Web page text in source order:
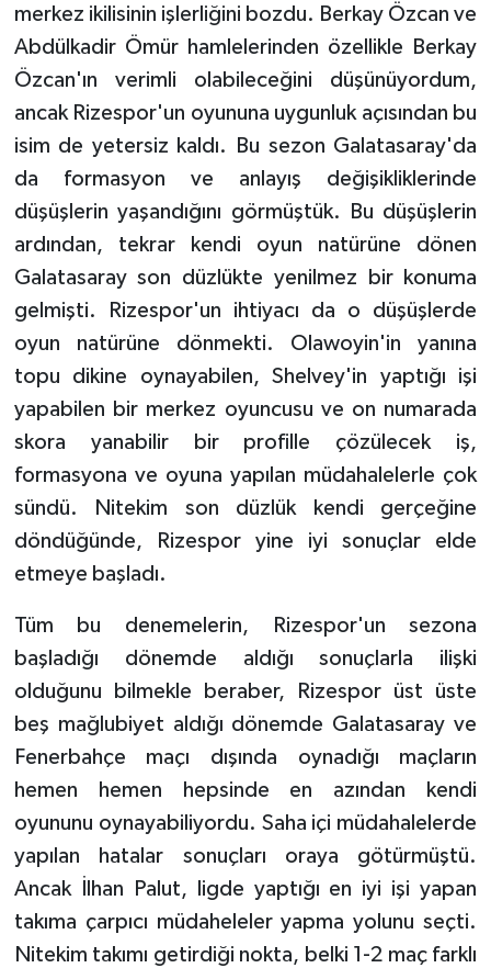
merkez ikilisinin işlerliğini bozdu. Berkay Özcan ve
Abdülkadir Ömür hamlelerinden özellikle Berkay
Özcan'ın verimli olabileceğini düşünüyordum,
ancak Rizespor'un oyununa uygunluk açısından bu
isim de yetersiz kaldı. Bu sezon Galatasaray'da
da formasyon ve anlayış değişikliklerinde
düşüşlerin yaşandığını görmüştük. Bu düşüşlerin
ardından, tekrar kendi oyun natürüne dönen
Galatasaray son düzlükte yenilmez bir konuma
gelmişti. Rizespor'un ihtiyacı da o düşüşlerde
oyun natürüne dönmekti. Olawoyin'in yanına
topu dikine oynayabilen, Shelvey'in yaptığı işi
yapabilen bir merkez oyuncusu ve on numarada
skora yanabilir bir profille çözülecek iş,
formasyona ve oyuna yapılan müdahalelerle çok
sündü. Nitekim son düzlük kendi gerçeğine
döndüğünde, Rizespor yine iyi sonuçlar elde
etmeye başladı.
Tüm bu denemelerin, Rizespor'un sezona
başladığı dönemde aldığı sonuçlarla ilişki
olduğunu bilmekle beraber, Rizespor üst üste
beş mağlubiyet aldığı dönemde Galatasaray ve
Fenerbahçe maçı dışında oynadığı maçların
hemen hemen hepsinde en azından kendi
oyununu oynayabiliyordu. Saha içi müdahalelerde
yapılan hatalar sonuçları oraya götürmüştü.
Ancak İlhan Palut, ligde yaptığı en iyi işi yapan
takıma çarpıcı müdaheleler yapma yolunu seçti.
Nitekim takımı getirdiği nokta, belki 1-2 maç farklı